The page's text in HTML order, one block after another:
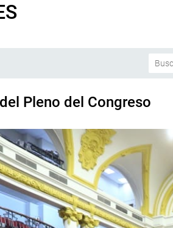
Pleno del Congreso